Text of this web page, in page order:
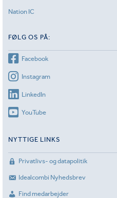
Nation IC
FØLG OS PÅ:
Facebook
Instagram
LinkedIn
YouTube
NYTTIGE LINKS
Privatlivs- og datapolitik
Idealcombi Nyhedsbrev
Find medarbejder